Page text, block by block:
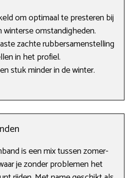
om optimaal te presteren bij
winterse omstandigheden.
zachte rubbersamenstelling
in het profiel.
stuk minder in de winter.
is een mix tussen zomer-
je zonder problemen het